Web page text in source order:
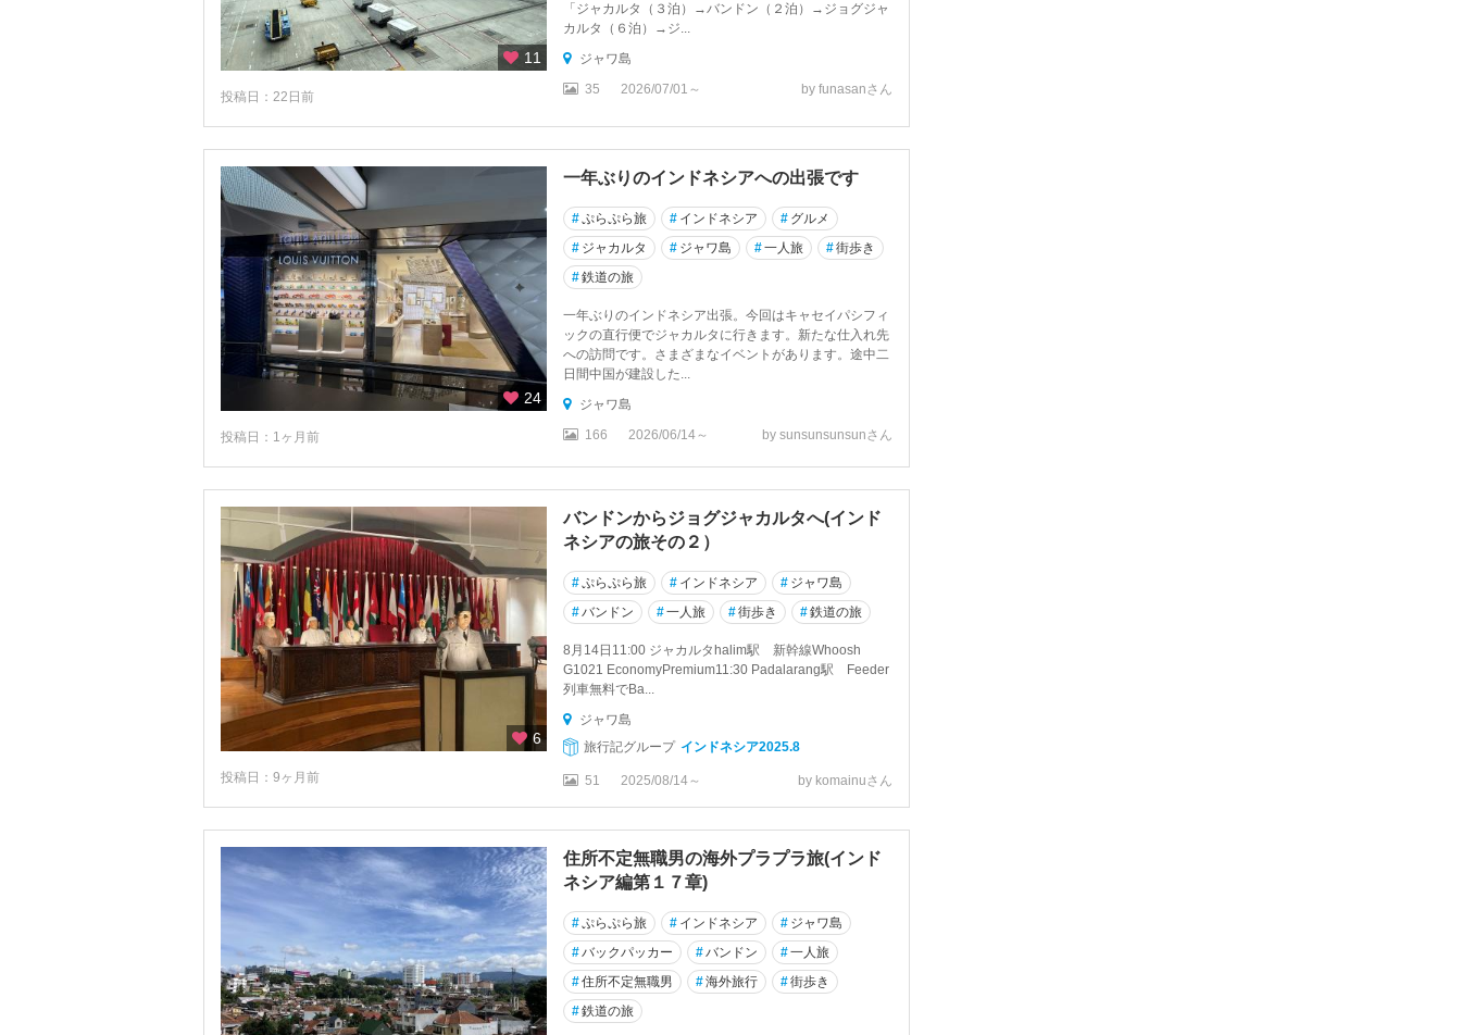
★ロンボク島
カリマンタン
スマトラ島
スラウェシ島
スラバヤ
スンバ島
ソロ (スラカルタ)
ヌサ・トゥンガラ諸島
バタム島
バンドン
11
投稿日：22日前
「ジャカルタ（３泊）→バンドン（２泊）→ジョグジャ
カルタ（６泊）→ジ...
ジャワ島
35
2026/07/01～ by funasanさん
24
投稿日：1ヶ月前
一年ぶりのインドネシアへの出張です
#ぷらぷら旅 # インドネシア # グルメ
# ジャカルタ # ジャワ島 #一人旅 #街歩き
#鉄道の旅
一年ぶりのインドネシア出張。今回はキャセイパシフィ
ックの直行便でジャカルタに行きます。新たな仕入れ先
への訪問です。さまざまなイベントがあります。途中二
日間中国が建設した...
ジャワ島
166
2026/06/14～ by sunsunsunsunさん
6
投稿日：9ヶ月前
バンドンからジョグジャカルタへ(インド
ネシアの旅その２）
#ぷらぷら旅 # インドネシア # ジャワ島
#バンドン #一人旅 #街歩き #鉄道の旅
8月14日11:00 ジャカルタhalim駅 新幹線Whoosh
G1021 EconomyPremium11:30 Padalarang駅 Feeder
列車無料でBa...
ジャワ島
旅行記グループ インドネシア2025.8
51 2025/08/14～ by komainuさん
住所不定無職男の海外プラプラ旅(インド
ネシア編第１７章)
#ぷらぷら旅 # インドネシア # ジャワ島
#バックパッカー #バンドン #一人旅
#住所不定無職男 #海外旅行 #街歩き
#鉄道の旅